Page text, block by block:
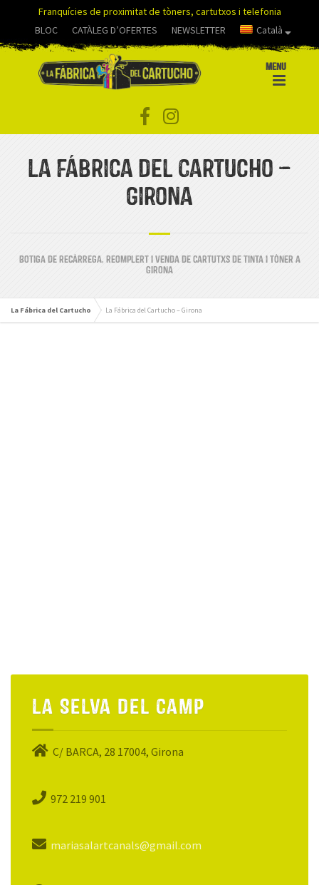
Franquícies de proximitat de tòners, cartutxos i telefonia
BLOC
CATÀLEG D’OFERTES NEWSLETTER Català
MENU
La Fábrica del Cartucho –
Girona
Botiga de recàrrega, reomplert i venda de cartutxs de tinta i tòner a
Girona
La Fábrica del Cartucho La Fábrica del Cartucho – Girona
La Selva del Camp
C/ BARCA, 28 17004, Girona
972 219 901
mariasalartcanals@gmail.com